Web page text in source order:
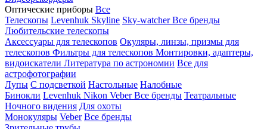
Оптические приборы Все
Телескопы Levenhuk Skyline Sky-watcherВсе бренды
Любительские телескопы
Аксессуары для телескопов Окуляры, линзы, призмы для
телескопов Фильтры для телескопов Монтировки, адаптеры,
видоискатели Литература по астрономии Все для
астрофотографии
Лупы С подсветкой Настольные Налобные
Бинокли Levenhuk Nikon VeberВсе бренды Театральные
Ночного видения Для охоты
Монокуляры Veber Все бренды